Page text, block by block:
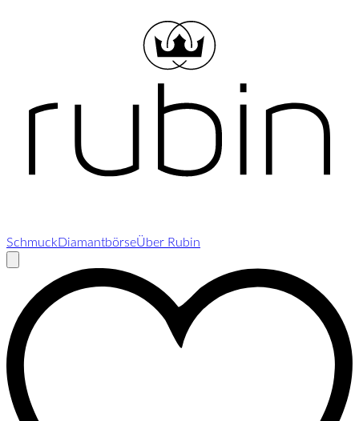
SchmuckDiamantbörseÜber Rubin